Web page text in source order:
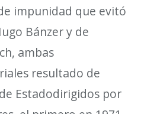
impunidad que evitó
Bánzery de
ambas
resultado de
Estadodirigidos por